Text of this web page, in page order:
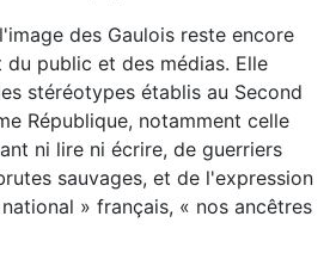
des Gaulois reste encore
du public et des médias. Elle
stéréotypes établis au Second
République, notamment celle
ni lire ni écrire, de guerriers
sauvages, et de l'expression
» français, « nos ancêtres